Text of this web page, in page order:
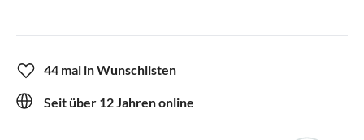
44 mal in Wunschlisten
Seit über 12 Jahren online